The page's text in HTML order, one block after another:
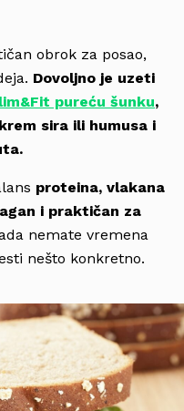
obrok za posao,
Dovoljno je uzeti
pureću šunku,
sira ili humusa i
proteina, vlakana
i praktičan za
nemate vremena
nešto konkretno.